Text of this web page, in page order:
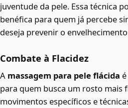
juventude da pele. Essa técnica
benéfica para quem já percebe
deseja prevenir o
Combate à Flacidez
A massagem para pele flácida
para quem busca um rosto mais
movimentos específicos e